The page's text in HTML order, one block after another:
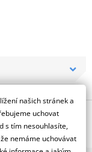
našich stránek a
uchovat
s tím nesouhlasíte,
nemáme uchovávat